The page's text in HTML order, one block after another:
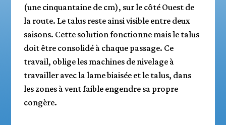
(une cinquantaine de cm), sur le côté Ouest de
la route. Le talus reste ainsi visible entre deux
saisons. Cette solution fonctionne mais le talus
doit être consolidé à chaque passage. Ce
travail, oblige les machines de nivelage à
travailler avec la lame biaisée et le talus, dans
les zones à vent faible engendre sa propre
congère.